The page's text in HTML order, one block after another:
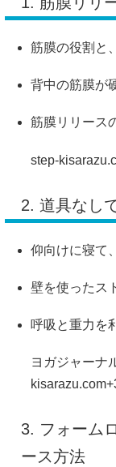
筋膜の役割と
背中の筋膜が
筋膜リリース
step-
2. 道具なし
仰向けに寝て
壁を使ったス
呼吸と重力を
ヨガジャーナ
kisarazu.com
3. フォーム
ース方法